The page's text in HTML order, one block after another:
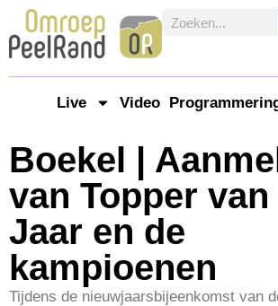
Live Video
Boekel |
van Topper
Jaar en de
kampioenen
Tijdens de nieuwjaarsbijeenkomst van